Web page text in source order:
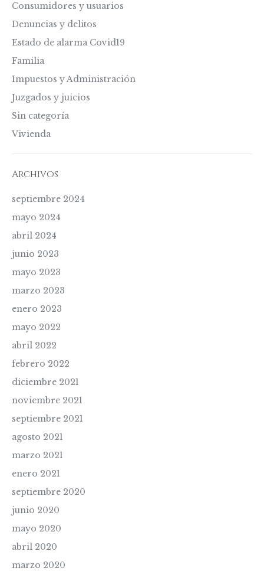
Consumidores y usuarios
Denuncias y delitos
Estado de alarma Covid19
Familia
Impuestos y Administración
Juzgados y juicios
Sin categoría
Vivienda
Archivos
septiembre 2024
mayo 2024
abril 2024
junio 2023
mayo 2023
marzo 2023
enero 2023
mayo 2022
abril 2022
febrero 2022
diciembre 2021
noviembre 2021
septiembre 2021
agosto 2021
marzo 2021
enero 2021
septiembre 2020
junio 2020
mayo 2020
abril 2020
marzo 2020